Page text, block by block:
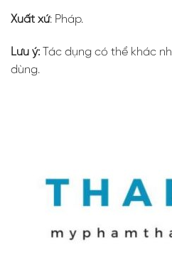
Xuất xứ: Pháp.
Lưu ý: Tác dụng có thể khác
dùng.